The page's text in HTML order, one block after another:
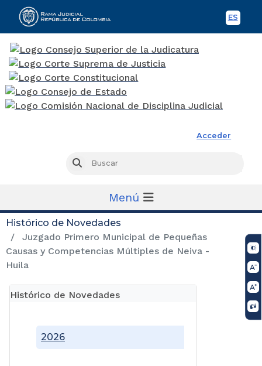
ES
Acceder
Buscar
Menú
Histórico de Novedades
Juzgado Primero Municipal de Pequeñas
Causas y Competencias Múltiples de Neiva -
Huila
Histórico de Novedades
2026